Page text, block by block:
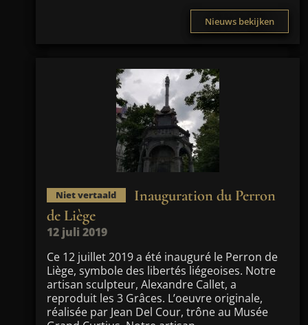
Nieuws bekijken
Niet vertaald
Inauguration du Perron
de Liège
12 juli 2019
Ce 12 juillet 2019 a été inauguré le Perron de
Liège, symbole des libertés liégeoises. Notre
artisan sculpteur, Alexandre Callet, a
reproduit les 3 Grâces. L’oeuvre originale,
réalisée par Jean Del Cour, trône au Musée